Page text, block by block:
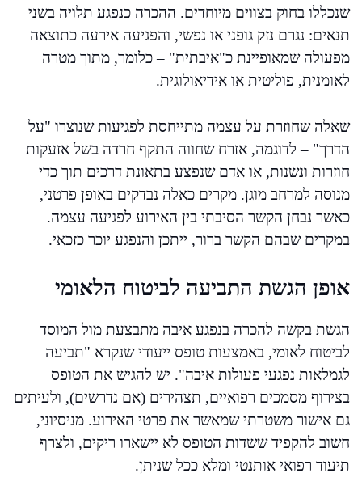
שנכללו בחוק בצווים מיוחדים. ההכרה כנפגע תלויה בשני
תנאים: נגרם נזק גופני או נפשי, והפגיעה אירעה כתוצאה
מפעולה שמאופיינת כ"איבתית" – כלומר, מתוך מטרה
לאומנית, פוליטית או אידיאולוגית.
שאלה שחוזרת על עצמה מתייחסת לפגיעות שנוצרו "על
הדרך" – לדוגמה, אזרח שחווה התקף חרדה בשל אזעקות
חוזרות ונשנות, או אדם שנפצע בתאונת דרכים תוך כדי
מנוסה למרחב מוגן. מקרים כאלה נבדקים באופן פרטני,
כאשר נבחן הקשר הסיבתי בין האירוע לפגיעה עצמה.
במקרים שבהם הקשר ברור, ייתכן והנפגע יוכר כזכאי.
אופן הגשת התביעה לביטוח הלאומי
הגשת בקשה להכרה בנפגע איבה מתבצעת מול המוסד
לביטוח לאומי, באמצעות טופס ייעודי שנקרא "תביעה
לגמלאות נפגעי פעולות איבה". יש להגיש את הטופס
בצירוף מסמכים רפואיים, תצהירים (אם נדרשים), ולעיתים
גם אישור משטרתי שמאשר את פרטי האירוע. מניסיוני,
חשוב להקפיד ששדות הטופס לא יישארו ריקים, ולצרף
תיעוד רפואי אותנטי ומלא ככל שניתן.